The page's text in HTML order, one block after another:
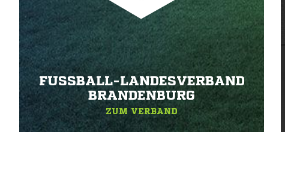
FUSSBALL-LANDESVERBAND B
RANDENBURG
ZUM VERBAND